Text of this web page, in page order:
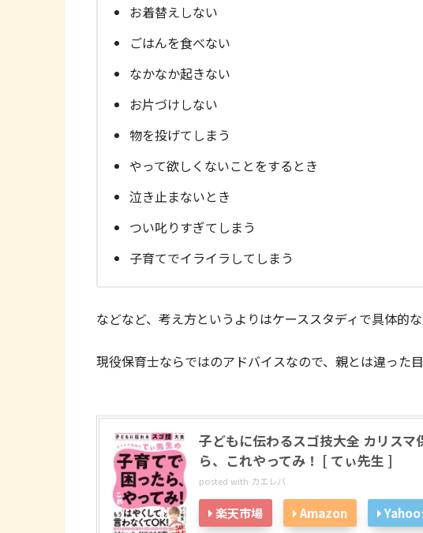
お着替えしない
ごはんを食べない
なかなか起きない
お片づけしない
物を投げてしまう
やって欲しくないことをするとき
泣き止まないとき
つい叱りすぎてしまう
子育てでイライラしてしまう
などなど、考え方というよりはケーススタディで具体的な
現役保育士ならではのアドバイスなので、親とは違った
子どもに伝わるスゴ技大全 カリス
ら、これやってみ！ [ てぃ先生 ]
posted with カエレバ
楽天市場 Amazon Yahoo